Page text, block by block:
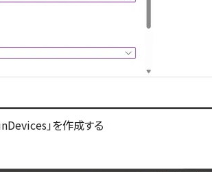
」を作成する